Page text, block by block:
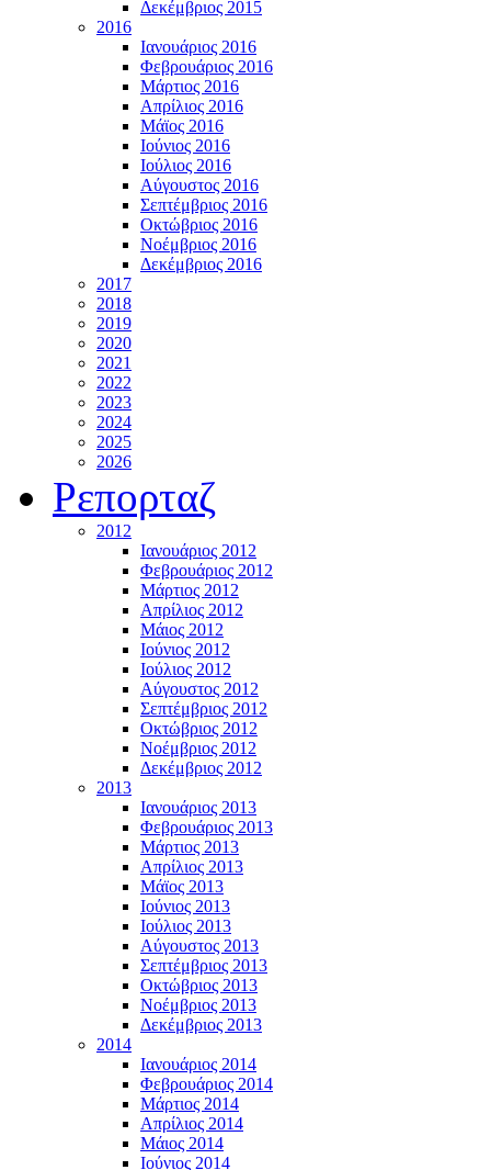
Δεκέμβριος 2015
2016
Ιανουάριος 2016
Φεβρουάριος 2016
Μάρτιος 2016
Απρίλιος 2016
Μάϊος 2016
Ιούνιος 2016
Ιούλιος 2016
Αύγουστος 2016
Σεπτέμβριος 2016
Οκτώβριος 2016
Νοέμβριος 2016
Δεκέμβριος 2016
2017
2018
2019
2020
2021
2022
2023
2024
2025
2026
Ρεπορταζ
2012
Ιανουάριος 2012
Φεβρουάριος 2012
Μάρτιος 2012
Απρίλιος 2012
Μάιος 2012
Ιούνιος 2012
Ιούλιος 2012
Αύγουστος 2012
Σεπτέμβριος 2012
Οκτώβριος 2012
Νοέμβριος 2012
Δεκέμβριος 2012
2013
Ιανουάριος 2013
Φεβρουάριος 2013
Μάρτιος 2013
Απρίλιος 2013
Μάϊος 2013
Ιούνιος 2013
Ιούλιος 2013
Αύγουστος 2013
Σεπτέμβριος 2013
Οκτώβριος 2013
Νοέμβριος 2013
Δεκέμβριος 2013
2014
Ιανουάριος 2014
Φεβρουάριος 2014
Μάρτιος 2014
Απρίλιος 2014
Μάιος 2014
Ιούνιος 2014